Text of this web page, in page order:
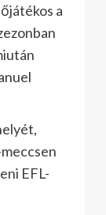
a
EFL-